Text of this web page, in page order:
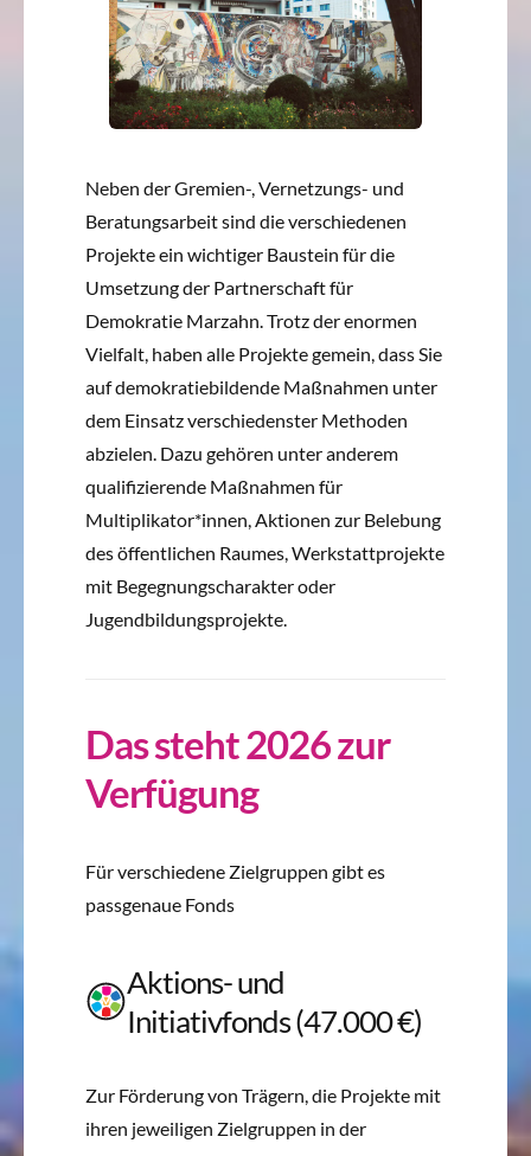
Neben der Gremien-, Vernetzungs- und
Beratungsarbeit sind die verschiedenen
Projekte ein wichtiger Baustein für die
Umsetzung der Partnerschaft für
Demokratie Marzahn. Trotz der enormen
Vielfalt, haben alle Projekte gemein, dass Sie
auf demokratiebildende Maßnahmen unter
dem Einsatz verschiedenster Methoden
abzielen. Dazu gehören unter anderem
qualifizierende Maßnahmen für
Multiplikator*innen, Aktionen zur Belebung
des öffentlichen Raumes, Werkstattprojekte
mit Begegnungscharakter oder
Jugendbildungsprojekte.
Das steht 2026 zur
Verfügung
Für verschiedene Zielgruppen gibt es
passgenaue Fonds
Aktions- und
Initiativfonds (47.000 €)
Zur Förderung von Trägern, die Projekte mit
ihren jeweiligen Zielgruppen in der